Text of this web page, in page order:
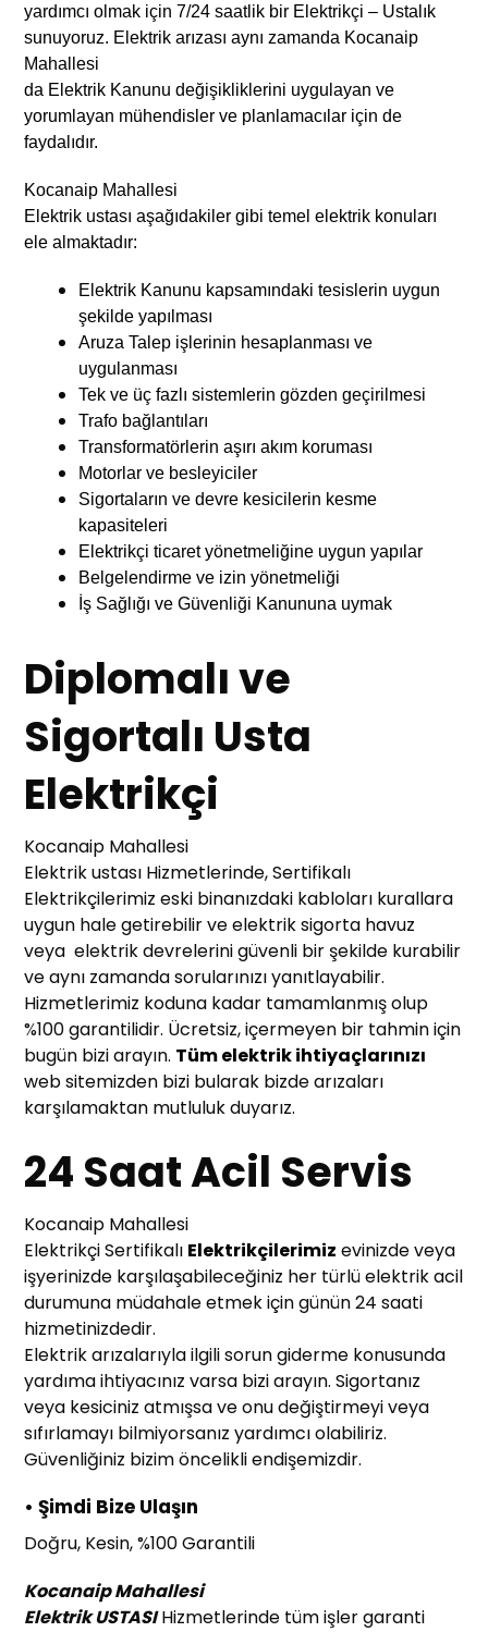
yardımcı olmak için 7/24 saatlik bir Elektrikçi – Ustalık
sunuyoruz. Elektrik arızası aynı zamanda Kocanaip
Mahallesi
da Elektrik Kanunu değişikliklerini uygulayan ve
yorumlayan mühendisler ve planlamacılar için de
faydalıdır.
Kocanaip Mahallesi
Elektrik ustası aşağıdakiler gibi temel elektrik konuları
ele almaktadır:
Elektrik Kanunu kapsamındaki tesislerin uygun
şekilde yapılması
Aruza Talep işlerinin hesaplanması ve
uygulanması
Tek ve üç fazlı sistemlerin gözden geçirilmesi
Trafo bağlantıları
Transformatörlerin aşırı akım koruması
Motorlar ve besleyiciler
Sigortaların ve devre kesicilerin kesme
kapasiteleri
Elektrikçi ticaret yönetmeliğine uygun yapılar
Belgelendirme ve izin yönetmeliği
İş Sağlığı ve Güvenliği Kanununa uymak
Diplomalı ve
Sigortalı Usta
Elektrikçi
Kocanaip Mahallesi
Elektrik ustası Hizmetlerinde, Sertifikalı
Elektrikçilerimiz eski binanızdaki kabloları kurallara
uygun hale getirebilir ve elektrik sigorta havuz
veya elektrik devrelerini güvenli bir şekilde kurabilir
ve aynı zamanda sorularınızı yanıtlayabilir.
Hizmetlerimiz koduna kadar tamamlanmış olup
%100 garantilidir. Ücretsiz, içermeyen bir tahmin için
bugün bizi arayın. Tüm elektrik ihtiyaçlarınızı
web sitemizden bizi bularak bizde arızaları
karşılamaktan mutluluk duyarız.
24 Saat Acil Servis
Kocanaip Mahallesi
Elektrikçi Sertifikalı Elektrikçilerimiz evinizde veya
işyerinizde karşılaşabileceğiniz her türlü elektrik acil
durumuna müdahale etmek için günün 24 saati
hizmetinizdedir.
Elektrik arızalarıyla ilgili sorun giderme konusunda
yardıma ihtiyacınız varsa bizi arayın. Sigortanız
veya kesiciniz atmışsa ve onu değiştirmeyi veya
sıfırlamayı bilmiyorsanız yardımcı olabiliriz.
Güvenliğiniz bizim öncelikli endişemizdir.
• Şimdi Bize Ulaşın
Doğru, Kesin, %100 Garantili
Kocanaip Mahallesi
Elektrik USTASIHizmetlerinde tüm işler garanti